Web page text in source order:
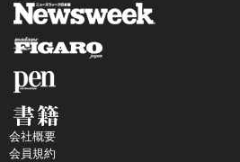
会社概要
会員規約